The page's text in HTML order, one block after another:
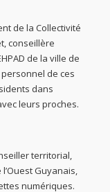
de la Collectivité
conseillère
de la ville de
de ces
dans
leurs proches.
territorial,
Guyanais,
numériques.